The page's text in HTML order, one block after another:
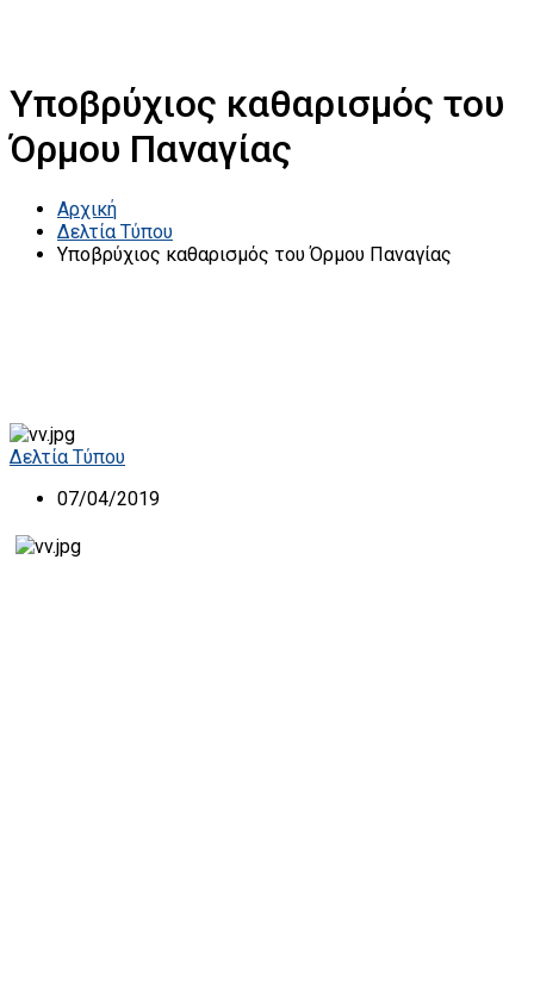
Υποβρύχιος καθαρισμός του
Όρμου Παναγίας
Αρχική
Δελτία Τύπου
Υποβρύχιος καθαρισμός του Όρμου Παναγίας
Δελτία Τύπου
07/04/2019